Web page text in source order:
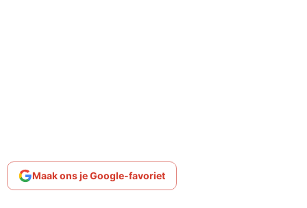
Maak ons je Google-favoriet